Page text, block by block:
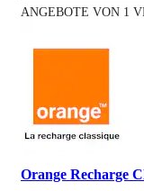
ANGEBOTE VON 1
Orange Recharge